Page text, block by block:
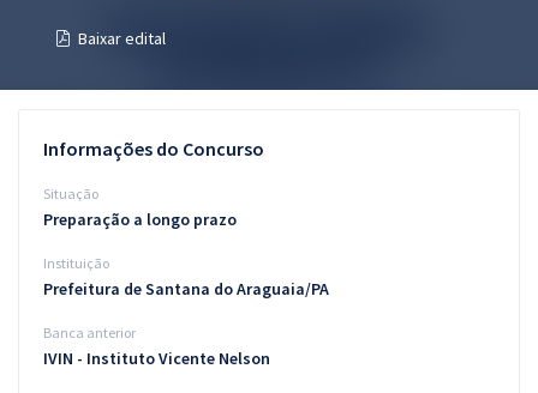
Questões grátis
Conteúdo gratuito
Aprovados
Atendimento
Baixar edital
Informações do Concurso
Situação
Preparação a longo prazo
Instituição
Prefeitura de Santana do Araguaia/PA
Banca anterior
IVIN - Instituto Vicente Nelson